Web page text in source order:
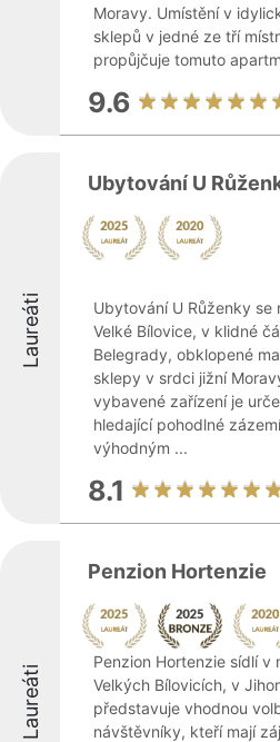
Moravy. Umístění v
sklepů v jedné ze tří
propůjčuje tomuto
9.6
Laureáti
Ubytování U
Ubytování U Růženky se
Velké Bílovice, v klidné
Belegrady, obklopené
sklepy v srdci jižní
vybavené zařízení je
hledající pohodlné
výhodným ...
8.1
Laureáti
Penzion Hortenzie
Penzion Hortenzie sídlí v
Velkých Bílovicích, v
představuje vhodnou
návštěvníky, kteří mají